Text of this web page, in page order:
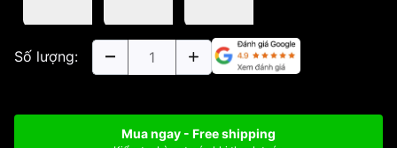
Số lượng:
Mua ngay - Free shipping